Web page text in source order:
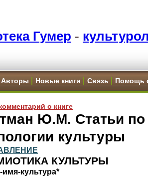
Гумер -
Авторы Новые книги Связь Помощь
о книге
Ю.М. Статьи по
культуры
КУЛЬТУРЫ
культура*